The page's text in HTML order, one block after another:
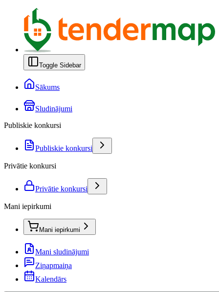
Toggle Sidebar
Sākums
Sludinājumi
Publiskie konkursi
Publiskie konkursi
Privātie konkursi
Privātie konkursi
Mani iepirkumi
Mani iepirkumi
Mani sludinājumi
Ziņapmaiņa
Kalendārs